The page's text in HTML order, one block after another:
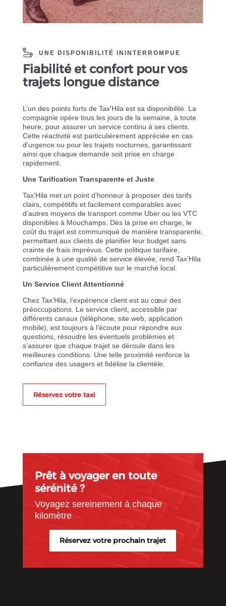
UNE DISPONIBILITÉ ININTERROMPUE
Fiabilité et confort pour vos
trajets longue distance
L’un des points forts de Tax’Hila est sa disponibilité. La
compagnie opère tous les jours de la semaine, à toute
heure, pour assurer un service continu à ses clients.
Cette réactivité est particulièrement appréciée en cas
d’urgence ou pour les trajets nocturnes, garantissant
ainsi que chaque demande soit prise en charge
rapidement.
Une Tarification Transparente et Juste
Tax’Hila met un point d’honneur à proposer des tarifs
clairs, compétitifs et facilement comparables avec
d’autres moyens de transport comme Uber ou les VTC
disponibles à Mouchamps. Dès la prise en charge, le
coût du trajet est communiqué de manière transparente,
permettant aux clients de planifier leur budget sans
crainte de frais imprévus. Cette politique tarifaire,
combinée à une qualité de service élevée, rend Tax’Hila
particulièrement compétitive sur le marché local.
Un Service Client Attentionné
Chez Tax’Hila, l’expérience client est au cœur des
préoccupations. Le service client, accessible par
différents canaux (téléphone, site web, application
mobile), est toujours à l’écoute pour répondre aux
questions, résoudre les éventuels problèmes et
s’assurer que chaque trajet se déroule dans les
meilleures conditions. Une telle proximité renforce la
confiance des usagers et fidélise la clientèle.
Réservez votre taxi
Prêt à voyager en toute
sérénité ?
Voyagez sereinement à chaque
kilomètre
Réservez votre prochain trajet